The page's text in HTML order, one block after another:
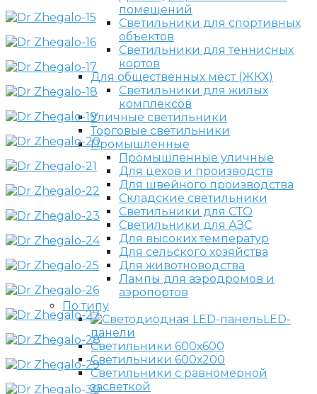
помещений
Светильники для спортивных
объектов
Светильники для теннисных
кортов
Для общественных мест (ЖКХ)
Светильники для жилых
комплексов
Уличные светильники
Торговые светильники
Промышленные
Промышленные уличные
Для цехов и производств
Для швейного производства
Складские светильники
Светильники для СТО
Светильники для АЗС
Для высоких температур
Для сельского хозяйства
Для животноводства
Лампы для аэродромов и
аэропортов
По типу
LED-
панели
Светильники 600х600
Светильники 600х200
Светильники с равномерной
засветкой